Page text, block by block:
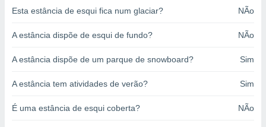
de
ou aceder
Esta estância de esqui fica num glaciar? NÃo
A estância dispõe de esqui de fundo? NÃo
A estância dispõe de um parque de snowboard? Sim
A estância tem atividades de verão? Sim
É uma estância de esqui coberta? NÃo